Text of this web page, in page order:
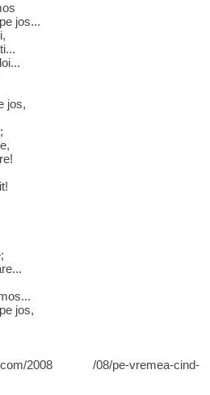
jos...
jos,
jos,
2008 /08/pe-vremea-cind-